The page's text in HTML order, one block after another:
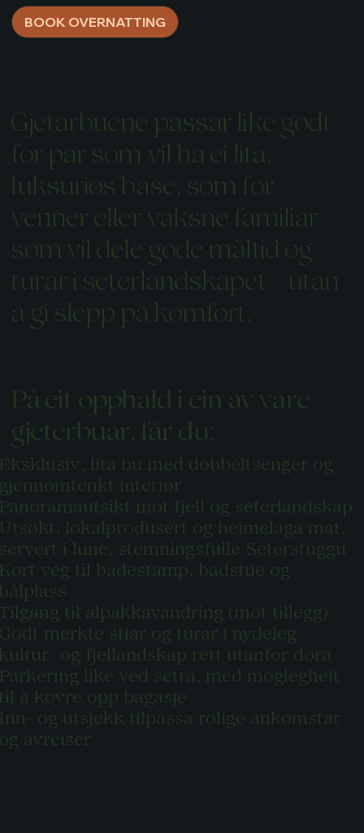
BOOK OVERNATTING
Gjetarbuene passar like godt
for par som vil ha ei lita,
luksuriøs base, som for
venner eller vaksne familiar
som vil dele gode måltid og
turar i seterlandskapet – utan
å gi slepp på komfort.
På eit opphald i ein av våre
gjeterbuar, får du:
lita bu med dobbeltsenger og
interiør
mot fjell og seterlandskap
lokalprodusert og heimelaga mat,
i lune, stemningsfulle Seterstuggu
veg til badestamp, badstue og
til alpakkavandring (mot tillegg)
merkte stiar og turar i nydeleg
og fjellandskap rett utanfor døra
like ved setra, med moglegheit
å køyre opp bagasje
og utsjekk tilpassa rolige ankomstar
avreiser